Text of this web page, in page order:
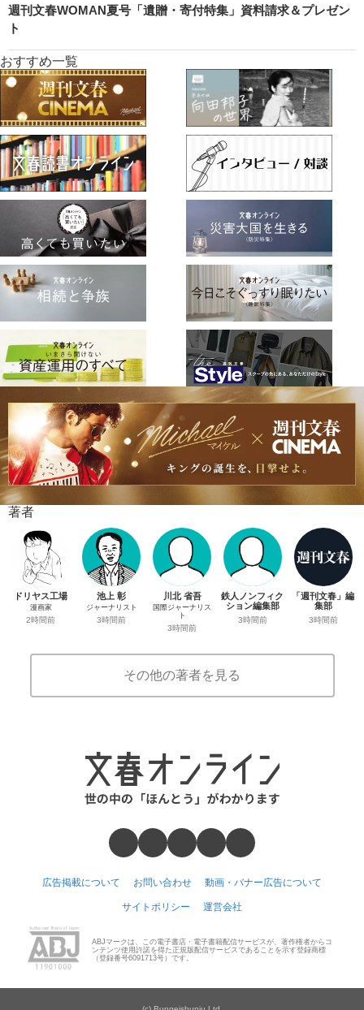
週刊文春WOMAN夏号「遺贈・寄付特集」資料請求＆プレゼン
ト
おすすめ一覧
著者
ドリヤス工場
漫画家
2時間前
池上 彰
ジャーナリスト
3時間前
川北 省吾
国際ジャーナリス
ト
3時間前
鉄人ノンフィク
ション編集部
3時間前
「週刊文春」編
集部
3時間前
その他の著者を見る
広告掲載について お問い合わせ 動画・バナー広告について
サイトポリシー 運営会社
ABJマークは、この電子書店・電子書籍配信サービスが、著作権者からコ
ンテンツ使用許諾を得た正規版配信サービスであることを示す登録商標
（登録番号6091713号）です。